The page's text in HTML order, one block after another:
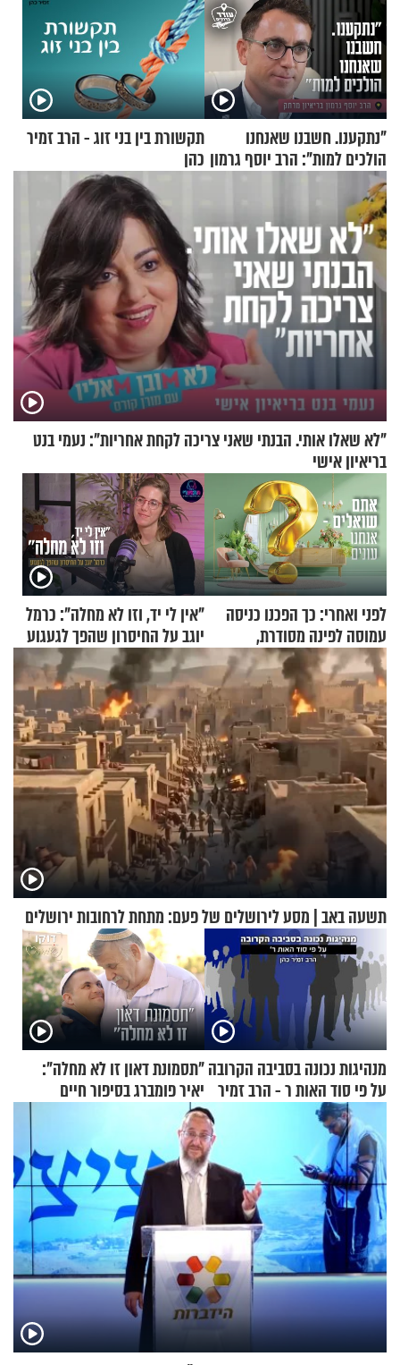
"נתקענו. חשבנו שאנחנו
הולכים למות": הרב יוסף גרמון
בריאיון מרתק
תקשורת בין בני זוג - הרב זמיר
כהן
"לא שאלו אותי. הבנתי שאני צריכה לקחת אחריות": נעמי בנט
בריאיון אישי
לפני ואחרי: כך הפכנו כניסה
עמוסה לפינה מסודרת,
שימושית ומזמינה
"אין לי יד, וזו לא מחלה": כרמל
יוגב על החיסרון שהפך לגעגוע
תשעה באב | מסע לירושלים של פעם: מתחת לרחובות ירושלים
מנהיגות נכונה בסביבה הקרובה
על פי סוד האות ר - הרב זמיר
"תסמונת דאון זו לא מחלה":
יאיר פומברג בסיפור חיים
מעורר השראה